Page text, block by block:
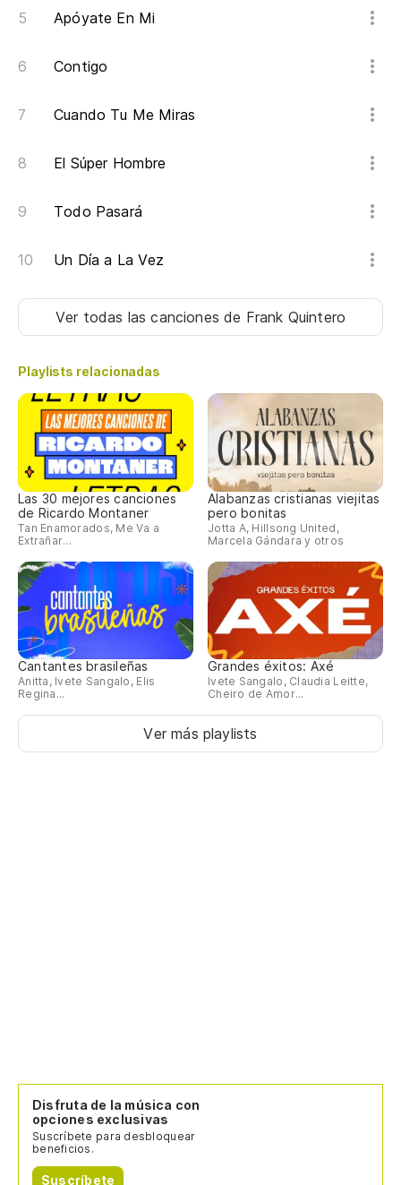
Apóyate En Mi
Contigo
Cuando Tu Me Miras
El Súper Hombre
Todo Pasará
Un Día a La Vez
Ver todas las cancionesde Frank Quintero
Playlists relacionadas
Las 30 mejores canciones
de Ricardo Montaner
Tan Enamorados, Me Va a
Extrañar...
Alabanzas cristianas viejitas
pero bonitas
Jotta A, Hillsong United,
Marcela Gándara y otros
Cantantes brasileñas
Anitta, Ivete Sangalo, Elis
Regina...
Grandes éxitos: Axé
Ivete Sangalo, Claudia Leitte,
Cheiro de Amor...
Ver más playlists
Disfruta de la música con
opciones exclusivas
Suscríbete para desbloquear
beneficios.
Suscríbete